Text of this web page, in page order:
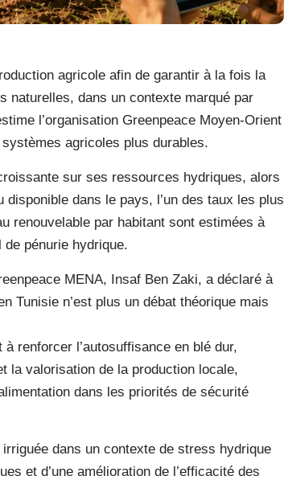
agricole afin de garantir à la fois la
naturelles, dans un contexte marqué par
l’organisation Greenpeace Moyen-Orient
agricoles plus durables.
sur ses ressources hydriques, alors
dans le pays, l’un des taux les plus
renouvelable par habitant sont estimées à
pénurie hydrique.
MENA, Insaf Ben Zaki, a déclaré à
Tunisie n’est plus un débat théorique mais
renforcer l’autosuffisance en blé dur,
la valorisation de la production locale,
dans les priorités de sécurité
dans un contexte de stress hydrique
et d’une amélioration de l’efficacité des